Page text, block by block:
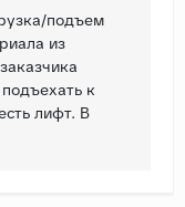
подъем
из
к
лифт. В